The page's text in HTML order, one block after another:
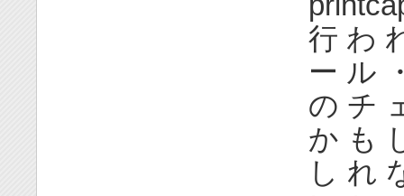
行 わ
ー ル
の チ
か も
し れ